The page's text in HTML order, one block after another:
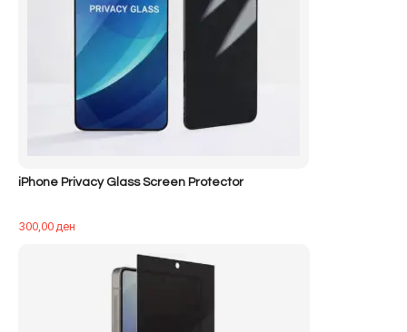
iPhone Privacy Glass Screen Protector
300,00ден